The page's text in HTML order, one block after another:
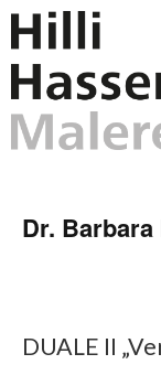
Dr.
DUALE II